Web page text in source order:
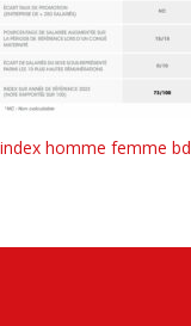
index homme femme bd